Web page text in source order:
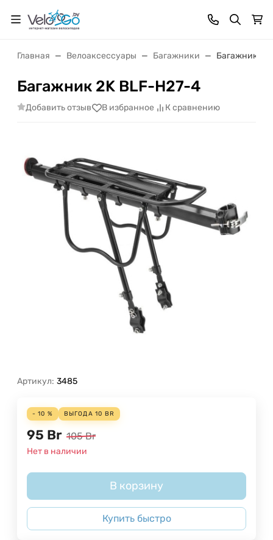
Главная Велоаксессуары Багажники Багажник 2K
Багажник 2K BLF-H27-4
Добавить отзыв В избранное К сравнению
Артикул: 3485
- 10 % ВЫГОДА 10 BR
95 Br 105 Br
Нет в наличии
В корзину
Купить быстро